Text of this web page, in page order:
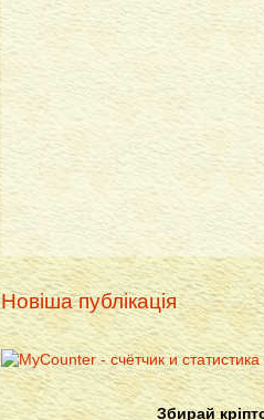
Новіша публікація
Збирай